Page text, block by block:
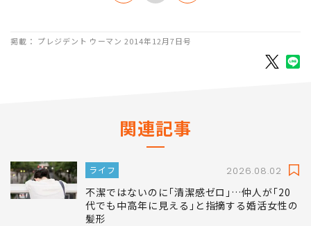
掲載： プレジデント ウーマン 2014年12月7日号
関連記事
ライフ 2026.08.02
不潔ではないのに｢清潔感ゼロ｣…仲人が｢20
代でも中高年に見える｣と指摘する婚活女性の
髪形